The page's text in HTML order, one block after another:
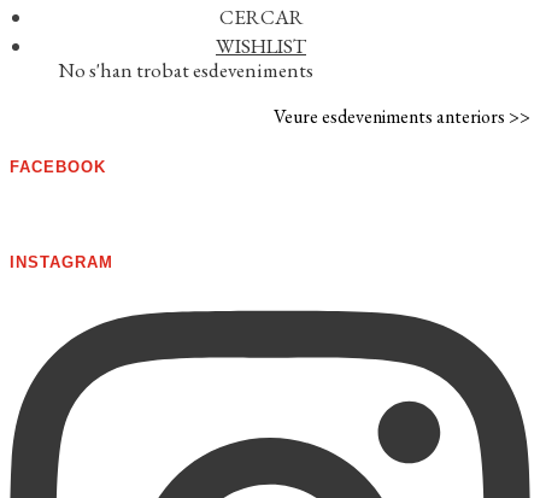
CERCAR
WISHLIST
AGENDA
No s'han trobat esdeveniments
Veure esdeveniments anteriors >>
FACEBOOK
INSTAGRAM